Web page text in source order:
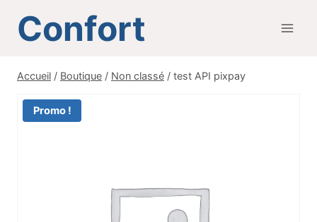
Confort
Accueil / Boutique / Non classé / test API pixpay
Promo !